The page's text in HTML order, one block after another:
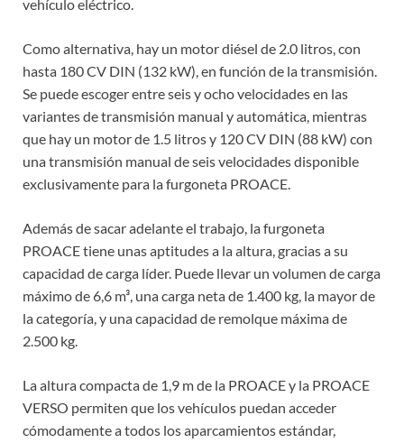
vehículo eléctrico.
Como alternativa, hay un motor diésel de 2.0 litros, con
hasta 180 CV DIN (132 kW), en función de la transmisión.
Se puede escoger entre seis y ocho velocidades en las
variantes de transmisión manual y automática, mientras
que hay un motor de 1.5 litros y 120 CV DIN (88 kW) con
una transmisión manual de seis velocidades disponible
exclusivamente para la furgoneta PROACE.
Además de sacar adelante el trabajo, la furgoneta
PROACE tiene unas aptitudes a la altura, gracias a su
capacidad de carga líder. Puede llevar un volumen de carga
máximo de 6,6 m³, una carga neta de 1.400 kg, la mayor de
la categoría, y una capacidad de remolque máxima de
2.500 kg.
La altura compacta de 1,9 m de la PROACE y la PROACE
VERSO permiten que los vehículos puedan acceder
cómodamente a todos los aparcamientos estándar,